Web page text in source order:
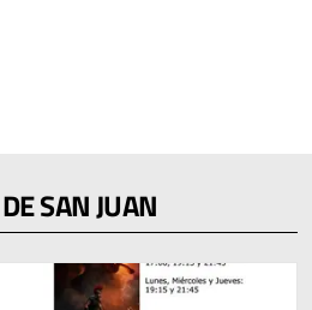
SAN JUAN